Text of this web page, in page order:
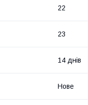
22
23
14 днів
Нове